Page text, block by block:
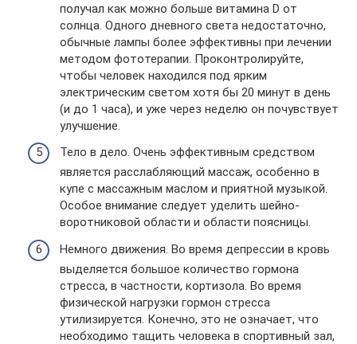
получал как можно больше витамина D от
солнца. Одного дневного света недостаточно,
обычные лампы более эффективны при лечении
методом фототерапии. Проконтролируйте,
чтобы человек находился под ярким
электрическим светом хотя бы 20 минут в день
(и до 1 часа), и уже через неделю он почувствует
улучшение.
Тело в дело. Очень эффективным средством
является расслабляющий массаж, особенно в
купе с массажным маслом и приятной музыкой.
Особое внимание следует уделить шейно-
воротниковой области и области поясницы.
Немного движения. Во время депрессии в кровь
выделяется большое количество гормона
стресса, в частности, кортизола. Во время
физической нагрузки гормон стресса
утилизируется. Конечно, это не означает, что
необходимо тащить человека в спортивный зал,